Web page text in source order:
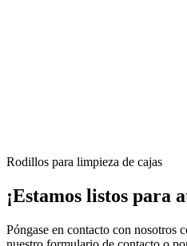
Rodillos para limpieza de cajas
¡Estamos listos para
Póngase en contacto con nosotros